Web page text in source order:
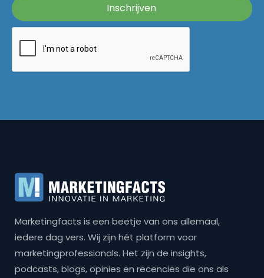
Marketingfacts is een beetje van ons allemaal,
iedere dag vers. Wij zijn hét platform voor
marketingprofessionals. Het zijn de insights,
podcasts, blogs, opinies en recencies die ons als